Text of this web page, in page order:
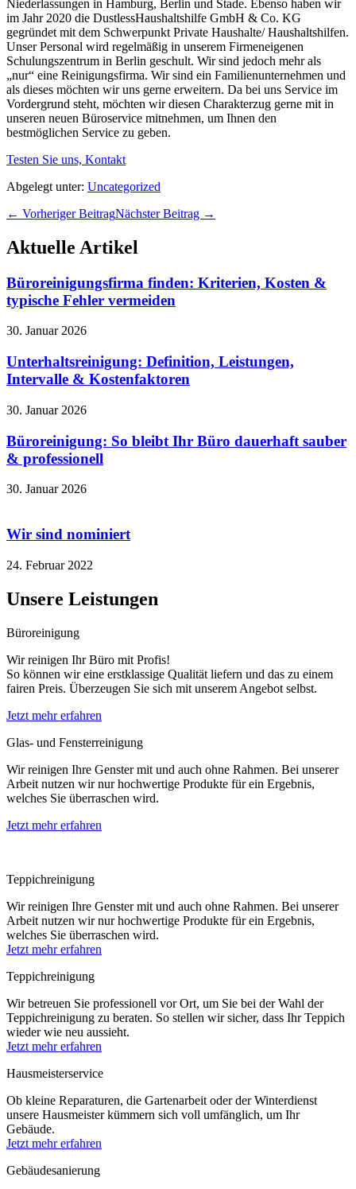
Niederlassungen in Hamburg, Berlin und Stade. Ebenso haben wir
im Jahr 2020 die DustlessHaushaltshilfe GmbH & Co. KG
gegründet mit dem Schwerpunkt Private Haushalte/ Haushaltshilfen.
Unser Personal wird regelmäßig in unserem Firmeneigenen
Schulungszentrum in Berlin geschult. Wir sind jedoch mehr als
„nur“ eine Reinigungsfirma. Wir sind ein Familienunternehmen und
als dieses möchten wir uns gerne erweitern. Da bei uns Service im
Vordergrund steht, möchten wir diesen Charakterzug gerne mit in
unseren neuen Büroservice mitnehmen, um Ihnen den
bestmöglichen Service zu geben.
Testen Sie uns, Kontakt
Abgelegt unter: Uncategorized
Beitragsnavigation
← Vorheriger BeitragNächster Beitrag →
Aktuelle Artikel
Büroreinigungsfirma finden: Kriterien, Kosten &
typische Fehler vermeiden
30. Januar 2026
Unterhaltsreinigung: Definition, Leistungen,
Intervalle & Kostenfaktoren
30. Januar 2026
Büroreinigung: So bleibt Ihr Büro dauerhaft sauber
& professionell
30. Januar 2026
Wir sind nominiert
24. Februar 2022
Unsere Leistungen
Büroreinigung
Wir reinigen Ihr Büro mit Profis!
So können wir eine erstklassige Qualität liefern und das zu einem
fairen Preis. Überzeugen Sie sich mit unserem Angebot selbst.
Jetzt mehr erfahren
Glas- und Fensterreinigung
Wir reinigen Ihre Genster mit und auch ohne Rahmen. Bei unserer
Arbeit nutzen wir nur hochwertige Produkte für ein Ergebnis,
welches Sie überraschen wird.
Jetzt mehr erfahren
Teppichreinigung
Wir reinigen Ihre Genster mit und auch ohne Rahmen. Bei unserer
Arbeit nutzen wir nur hochwertige Produkte für ein Ergebnis,
welches Sie überraschen wird.
Jetzt mehr erfahren
Teppichreinigung
Wir betreuen Sie professionell vor Ort, um Sie bei der Wahl der
Teppichreinigung zu beraten. So stellen wir sicher, dass Ihr Teppich
wieder wie neu aussieht.
Jetzt mehr erfahren
Hausmeisterservice
Ob kleine Reparaturen, die Gartenarbeit oder der Winterdienst
unsere Hausmeister kümmern sich voll umfänglich, um Ihr
Gebäude.
Jetzt mehr erfahren
Gebäudesanierung